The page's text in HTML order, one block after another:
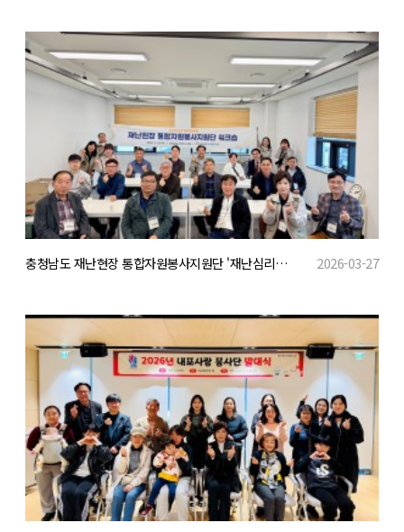
충청남도 재난현장 통합자원봉사지원단 '재난심리치유' 워크숍 진행 2026-03-27